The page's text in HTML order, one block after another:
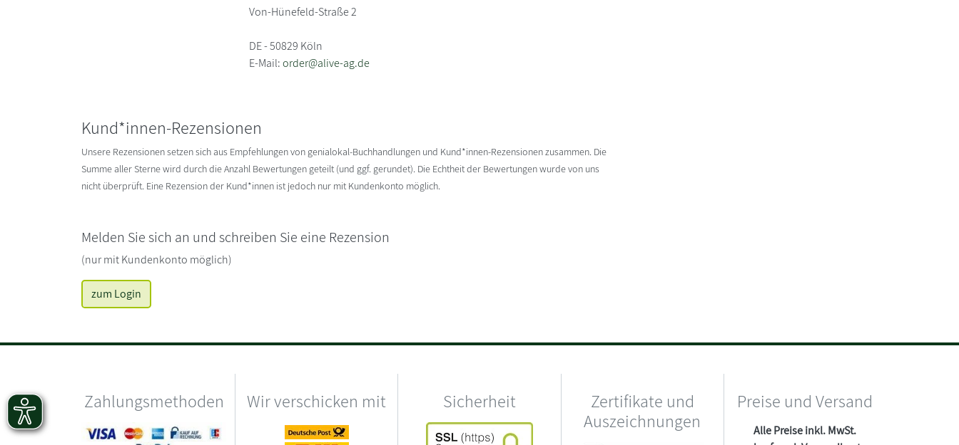
Von-Hünefeld-Straße 2
DE - 50829 Köln
E-Mail:order@alive-ag.de
Kund*innen-Rezensionen
Unsere Rezensionen setzen sich aus Empfehlungen von genialokal-Buchhandlungen und Kund*innen-Rezensionen zusammen. Die
Summe aller Sterne wird durch die Anzahl Bewertungen geteilt (und ggf. gerundet). Die Echtheit der Bewertungen wurde von uns
nicht überprüft. Eine Rezension der Kund*innen ist jedoch nur mit Kundenkonto möglich.
Melden Sie sich an und schreiben Sie eine Rezension
(nur mit Kundenkonto möglich)
zum Login
Zahlungsmethoden Wir verschicken mit Sicherheit
Zertifikate und
Auszeichnungen
Preise und Versand
Alle Preise inkl. MwSt.